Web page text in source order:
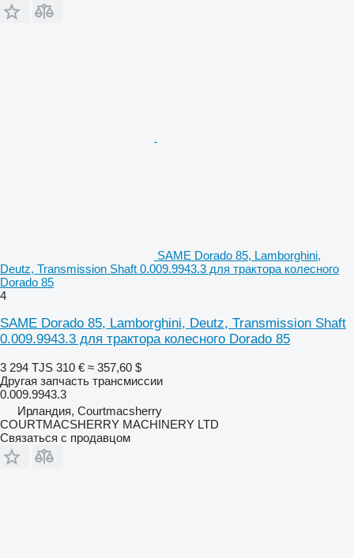
SAME Dorado 85, Lamborghini,
Deutz, Transmission Shaft 0.009.9943.3 для трактора колесного
Dorado 85
4
SAME Dorado 85, Lamborghini, Deutz, Transmission Shaft
0.009.9943.3 для трактора колесного Dorado 85
3 294 TJS 310 € ≈ 357,60 $
Другая запчасть трансмиссии
0.009.9943.3
Ирландия, Courtmacsherry
COURTMACSHERRY MACHINERY LTD
Связаться с продавцом